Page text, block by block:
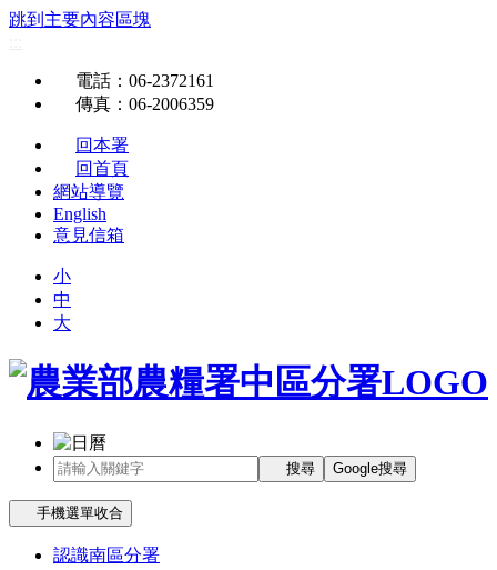
跳到主要內容區塊
電話 ：06-2372161
傳真 ：06-2006359
回本署
回首頁
網站導覽
English
意見信箱
小
中
大
搜尋 Google搜尋
手機選單收合
認識南區分署